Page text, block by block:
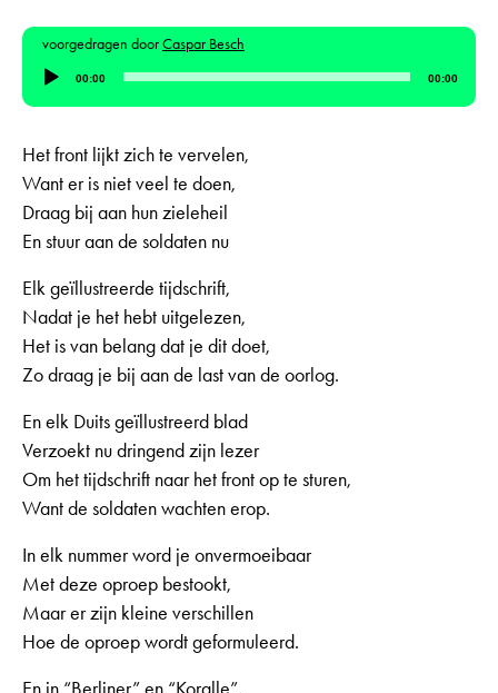
voorgedragen doorCaspar Besch
Audiospeler
00:00 00:00
Het front lijkt zich te vervelen,
Want er is niet veel te doen,
Draag bij aan hun zieleheil
En stuur aan de soldaten nu
Elk geïllustreerde tijdschrift,
Nadat je het hebt uitgelezen,
Het is van belang dat je dit doet,
Zo draag je bij aan de last van de oorlog.
En elk Duits geïllustreerd blad
Verzoekt nu dringend zijn lezer
Om het tijdschrift naar het front op te sturen,
Want de soldaten wachten erop.
In elk nummer word je onvermoeibaar
Met deze oproep bestookt,
Maar er zijn kleine verschillen
Hoe de oproep wordt geformuleerd.